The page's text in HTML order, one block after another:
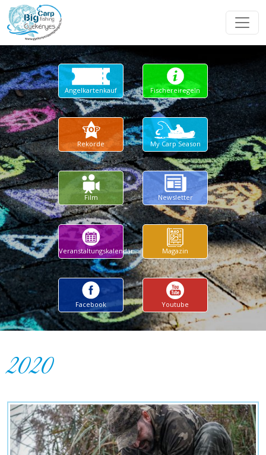
Angelkartenkauf Fischereiregeln
Rekorde My Carp Season
Film Newsletter
Veranstaltungskalendar Magazin
Facebook Youtube
2020